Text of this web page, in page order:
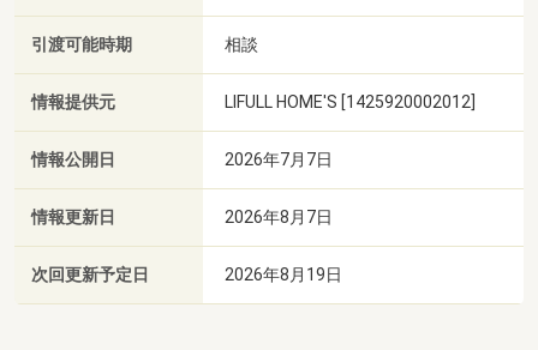
引渡可能時期 相談
情報提供元 LIFULL HOME'S [1425920002012]
情報公開日 2026年7月7日
情報更新日 2026年8月7日
次回更新予定日 2026年8月19日